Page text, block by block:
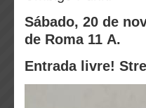
Sábado, 20 de
de Roma 11 A.
Entrada livre!